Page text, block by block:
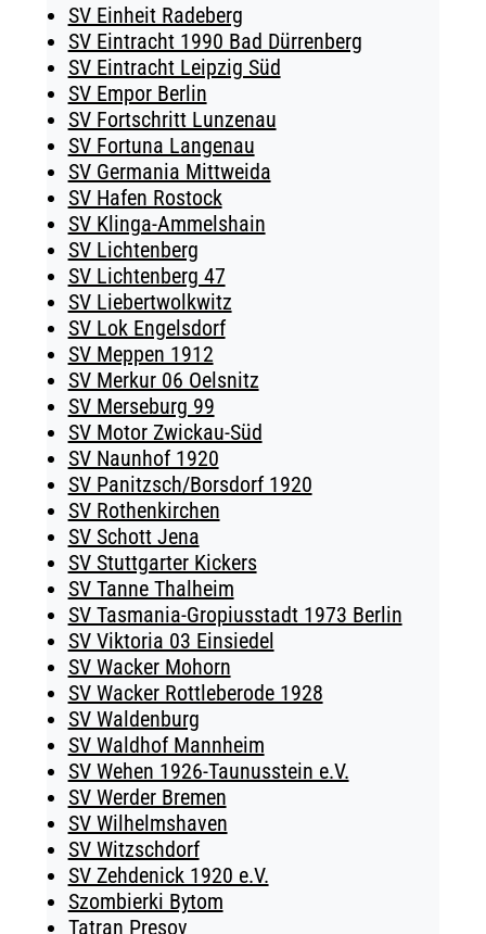
SV Einheit Radeberg
SV Eintracht 1990 Bad Dürrenberg
SV Eintracht Leipzig Süd
SV Empor Berlin
SV Fortschritt Lunzenau
SV Fortuna Langenau
SV Germania Mittweida
SV Hafen Rostock
SV Klinga-Ammelshain
SV Lichtenberg
SV Lichtenberg 47
SV Liebertwolkwitz
SV Lok Engelsdorf
SV Meppen 1912
SV Merkur 06 Oelsnitz
SV Merseburg 99
SV Motor Zwickau-Süd
SV Naunhof 1920
SV Panitzsch/​Borsdorf 1920
SV Rothenkirchen
SV Schott Jena
SV Stuttgarter Kickers
SV Tanne Thalheim
SV Tasmania-Gropiusstadt 1973 Berlin
SV Viktoria 03 Einsiedel
SV Wacker Mohorn
SV Wacker Rottleberode 1928
SV Waldenburg
SV Waldhof Mannheim
SV Wehen 1926-Taunusstein e.V.
SV Werder Bremen
SV Wilhelmshaven
SV Witzschdorf
SV Zehdenick 1920 e.V.
Szombierki Bytom
Tatran Presov